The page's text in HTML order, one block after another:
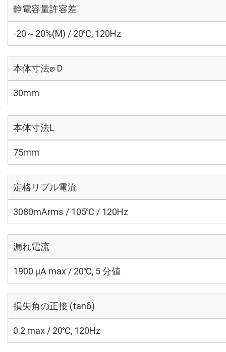
静電容量許容差
-20～20%(M) / 20℃, 120Hz
本体寸法⌀ D
30mm
本体寸法L
75mm
定格リプル電流
3080mArms / 105℃ / 120Hz
漏れ電流
1900 μA max / 20℃, 5 分値
損失角の正接 (tanδ)
0.2 max / 20℃, 120Hz